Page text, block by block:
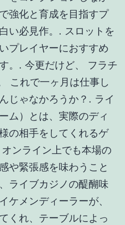
ンライン上でも本場の
や緊張感を味わうこと
ライブカジノの醍醐味
ケメンディーラーが、
くれ、テーブルによっ
チャットをすることも
、本場のカジノではVIP
、なかなかディーラー
ームをすることができま
だとテーブルにより1対
あるんです。. 今なら当
料30ドルボーナスや30
その他もたくさんの登